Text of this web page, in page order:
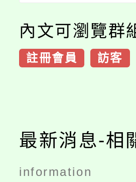
內文可瀏覽群
註冊會員 訪客
最新消息-相
information